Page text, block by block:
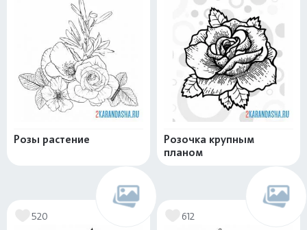
Розы растение
Розочка крупным
планом
520 612